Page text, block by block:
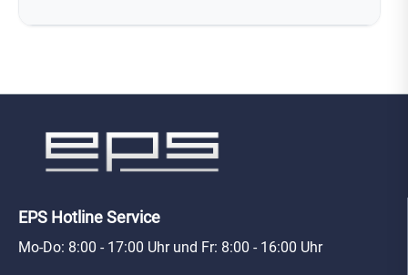
EPS Hotline Service
Mo-Do: 8:00 - 17:00 Uhr und Fr: 8:00 - 16:00 Uhr